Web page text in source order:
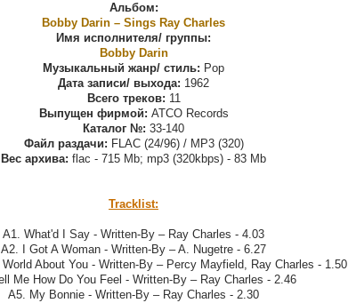
Альбом:
Bobby Darin ‎– Sings Ray Charles
Имя исполнителя/ группы:
Bobby Darin
Музыкальный жанр/ стиль: Pop
Дата записи/ выхода: 1962
Всего треков: 11
Выпущен фирмой: ATCO Records
Каталог №: ‎33-140
Файл раздачи: FLAC (24/96) / MP3 (320)
Вес архива: flac - 715 Mb; mp3 (320kbps) - 83 Mb
Tracklist:
A1. What'd I Say - Written-By – Ray Charles - 4.03
A2. I Got A Woman - Written-By – A. Nugetre - 6.27
About You - Written-By – Percy Mayfield, Ray Charles - 1.50
Me How Do You Feel - Written-By – Ray Charles - 2.46
A5. My Bonnie - Written-By – Ray Charles - 2.30